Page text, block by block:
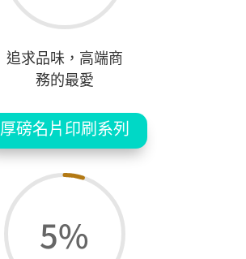
追求品味，高端商
務的最愛
厚磅名片印刷系列
5%